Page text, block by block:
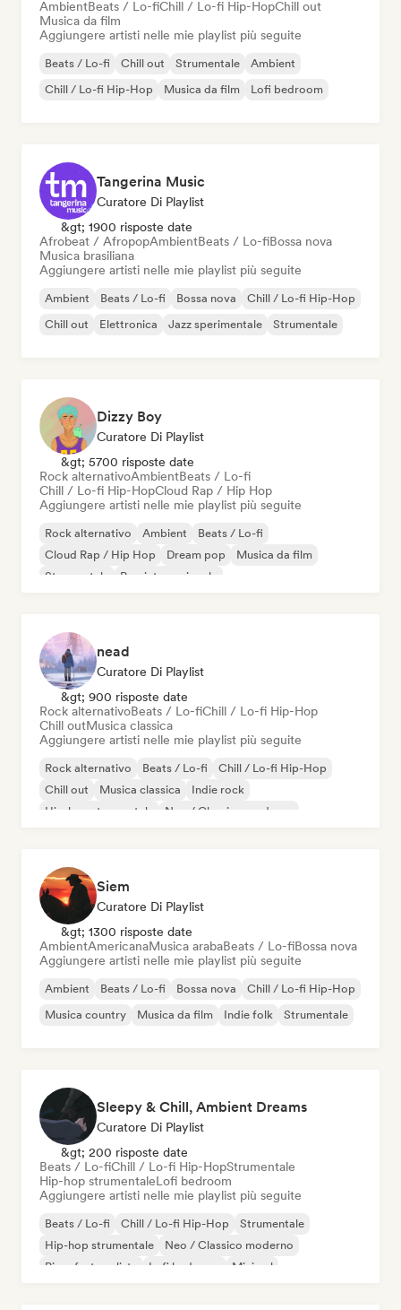
AmbientBeats / Lo-fiChill / Lo-fi Hip-HopChill out
Musica da film
Aggiungere artisti nelle mie playlist più seguite
Beats / Lo-fi Chill out Strumentale
Ambient
Chill / Lo-fi Hip-Hop
Musica da film Lofi bedroom
Tangerina Music
Curatore Di Playlist
&gt; 1900 risposte date
Afrobeat / AfropopAmbientBeats / Lo-fiBossa nova
Musica brasiliana
Aggiungere artisti nelle mie playlist più seguite
Ambient Beats / Lo-fi Bossa nova
Chill / Lo-fi Hip-Hop
Chill out
Elettronica Jazz sperimentale Strumentale
Dizzy Boy
Curatore Di Playlist
&gt; 5700 risposte date
Rock alternativoAmbientBeats / Lo-fi
Chill / Lo-fi Hip-HopCloud Rap / Hip Hop
Aggiungere artisti nelle mie playlist più seguite
Rock alternativo Ambient
Beats / Lo-fi
Cloud Rap / Hip Hop
Dream pop
Musica da film
Strumentale
Pop internazionale
nead
Curatore Di Playlist
&gt; 900 risposte date
Rock alternativoBeats / Lo-fiChill / Lo-fi Hip-Hop
Chill outMusica classica
Aggiungere artisti nelle mie playlist più seguite
Rock alternativo Beats / Lo-fi
Chill / Lo-fi Hip-Hop
Chill out
Musica classica
Indie rock
Hip-hop strumentale
Neo / Classico moderno
Siem
Curatore Di Playlist
&gt; 1300 risposte date
AmbientAmericanaMusica arabaBeats / Lo-fiBossa nova
Aggiungere artisti nelle mie playlist più seguite
Ambient Beats / Lo-fi Bossa nova
Chill / Lo-fi Hip-Hop
Musica country
Musica da film Indie folk Strumentale
Sleepy & Chill, Ambient Dreams
Curatore Di Playlist
&gt; 200 risposte date
Beats / Lo-fiChill / Lo-fi Hip-HopStrumentale
Hip-hop strumentaleLofi bedroom
Aggiungere artisti nelle mie playlist più seguite
Beats / Lo-fi Chill / Lo-fi Hip-Hop
Strumentale
Hip-hop strumentale
Neo / Classico moderno
Pianoforte solista
Lofi bedroom Minimal